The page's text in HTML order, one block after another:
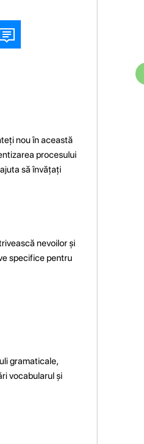
nou în această
procesului
să învățați
nevoilor și
specifice pentru
gramaticale,
vocabularul și